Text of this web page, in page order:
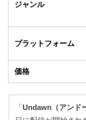
ジャンル
プラットフォーム
価格
「 Undawn（アンド